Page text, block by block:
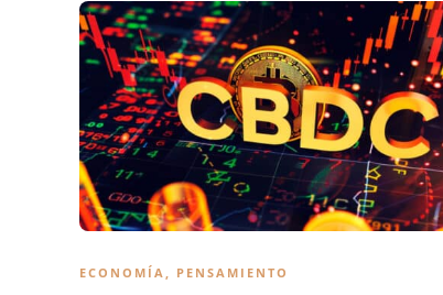
ECONOMÍA PENSAMIENTO